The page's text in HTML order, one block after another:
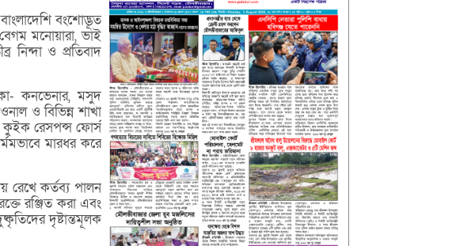
বংশোদ্ভূত
মনোয়ারা, ভাই
নিন্দা ও প্রতিবাদ
কনভেনার, মসুদ
ও বিভিন্ন শাখা
কুইক রেসপন্স ফোর্স
মারধর করে
রেখে কর্তব্য পালন
রঞ্জিত করা এবং
দৃষ্টান্তমূলক